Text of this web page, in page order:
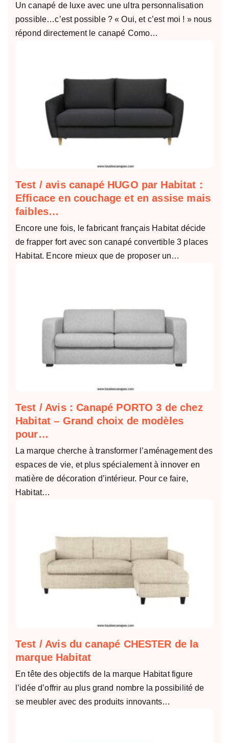
Un canapé de luxe avec une ultra personnalisation
possible…c’est possible ? « Oui, et c’est moi ! » nous
répond directement le canapé Como…
Test / avis canapé HUGO par Habitat :
Efficace en couchage et en assise mais
faibles…
Encore une fois, le fabricant français Habitat décide
de frapper fort avec son canapé convertible 3 places
Habitat. Encore mieux que de proposer un…
Test / Avis : Canapé PORTO 3 de chez
Habitat – Grand choix de modèles
pour…
La marque cherche à transformer l’aménagement des
espaces de vie, et plus spécialement à innover en
matière de décoration d’intérieur. Pour ce faire,
Habitat…
Test / Avis du canapé CHESTER de la
marque Habitat
En tête des objectifs de la marque Habitat figure
l’idée d’offrir au plus grand nombre la possibilité de
se meubler avec des produits innovants…